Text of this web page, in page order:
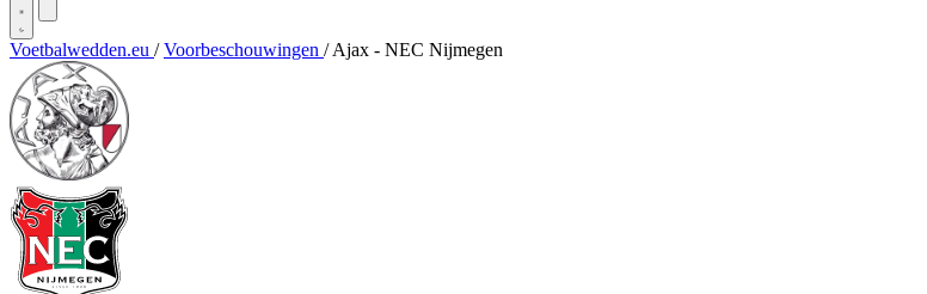
Voetbalwedden.eu / Voorbeschouwingen / Ajax - NEC Nijmegen